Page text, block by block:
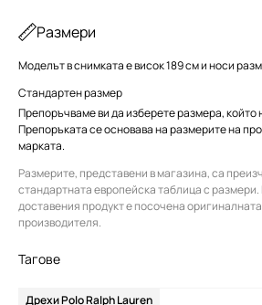
Размери
Моделът в снимката е висок 189 см и носи
Стандартен размер
Препоръчваме ви да изберете размера, който
Препоръката се основава на размерите на
марката.
Размерите, представени в магазина, са
стандартната европейска таблица с размери.
доставения продукт е посочена
производителя.
Тагове
Дрехи Polo Ralph Lauren